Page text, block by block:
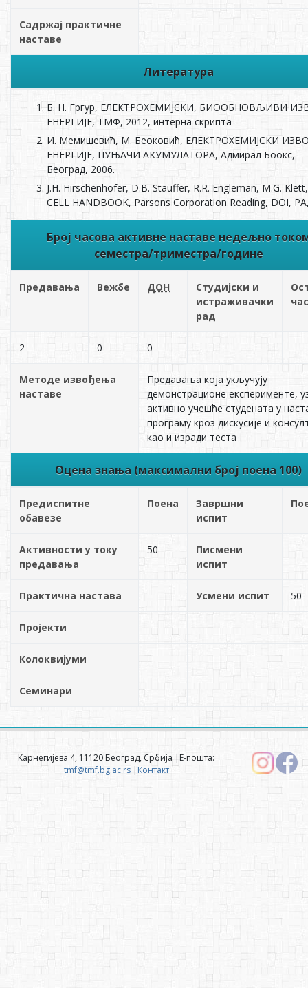
Садржај практичне
наставе
Литература
Б. Н. Гргур, ЕЛЕКТРОХЕМИЈСКИ, БИООБНОВЉИВИ
ЕНЕРГИЈЕ, ТМФ, 2012, интерна скрипта
И. Мемишевић, М. Беоковић, ЕЛЕКТРОХЕМИЈСКИ
ЕНЕРГИЈЕ, ПУЊАЧИ АКУМУЛАТОРА, Адмирал Боокс,
Београд, 2006.
J.H. Hirschenhofer, D.B. Stauffer, R.R. Engleman, M.G.
CELL HANDBOOK, Parsons Corporation Reading, DOI,
Број часова активне наставе недељно
семестра/триместра/године
Предавања Вежбе ДОН
Студијски и
истраживачки
рад
2 0 0
Методе извођења
наставе
Предавања која укључују
демонстрационе експерименте,
активно учешће студената у
програму кроз дискусије и
као и изради теста
Оцена знања (максимални број поена 100)
Предиспитне
обавезе
Поена
Завршни
испит
Активности у току
предавања
50
Писмени
испит
Практична настава Усмени испит 50
Пројекти
Колоквијуми
Семинари
Карнегијева 4, 11120 Београд, Србија |Е-пошта:
tmf@tmf.bg.ac.rs| Контакт